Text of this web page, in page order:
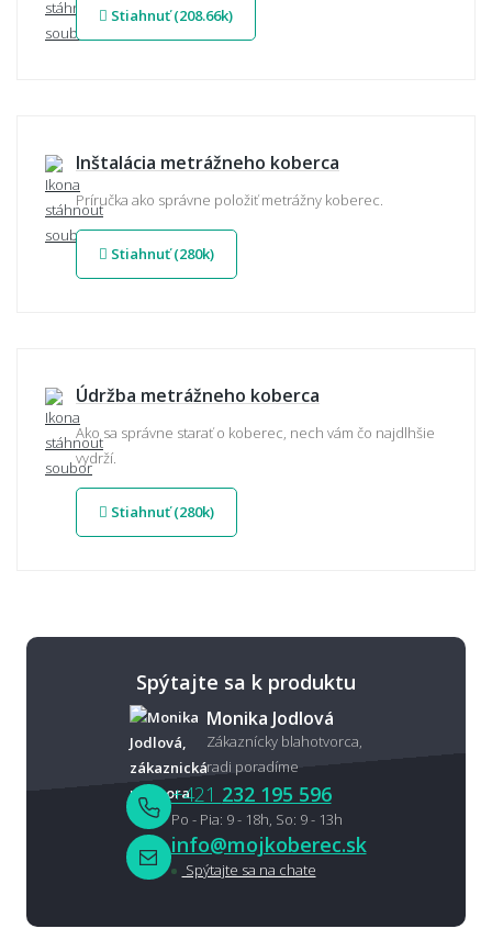
Stiahnuť (208.66k)
Inštalácia metrážneho koberca
Príručka ako správne položiť metrážny koberec.
Stiahnuť (280k)
Údržba metrážneho koberca
Ako sa správne starať o koberec, nech vám čo najdlhšie
vydrží.
Stiahnuť (280k)
Spýtajte sa k produktu
Monika Jodlová
Zákaznícky blahotvorca,
radi poradíme
+421 232 195 596
Po - Pia: 9 - 18h, So: 9 - 13h
info@mojkoberec.sk
Spýtajte sa na chate